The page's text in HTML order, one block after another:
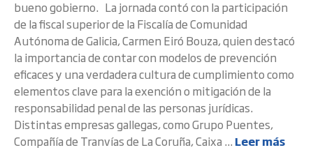
bueno gobierno. La jornada contó con la participación
de la fiscal superior de la Fiscalía de Comunidad
Autónoma de Galicia, Carmen Eiró Bouza, quien destacó
la importancia de contar con modelos de prevención
eficaces y una verdadera cultura de cumplimiento como
elementos clave para la exención o mitigación de la
responsabilidad penal de las personas jurídicas.
Distintas empresas gallegas, como Grupo Puentes,
Compañía de Tranvías de La Coruña, Caixa ... Leer más